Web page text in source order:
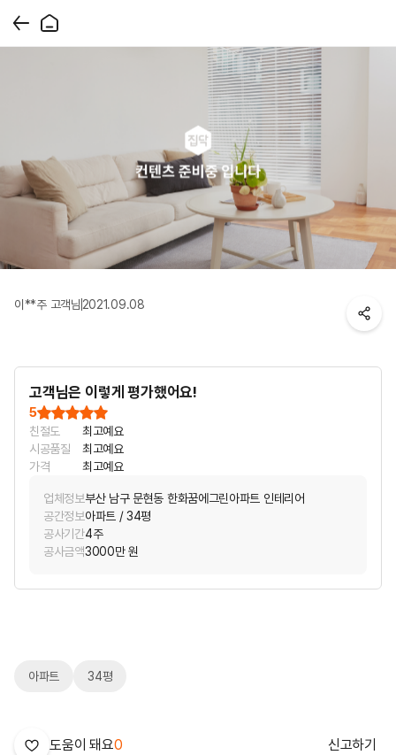
이**주 고객님 2021.09.08
고객님은 이렇게 평가했어요!
5
친절도
최고예요
시공품질
최고예요
가격
최고예요
업체정보부산 남구 문현동 한화꿈에그린아파트 인테리어
공간정보아파트 / 34평
공사기간4주
공사금액3000만 원
아파트 34평
도움이 돼요0 신고하기